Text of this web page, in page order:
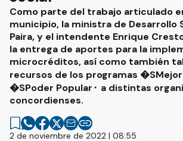
Como parte del trabajo articulado
municipio, la ministra de Desarrollo
Paira, y el intendente Enrique
la entrega de aportes para la
microcréditos, así como también
recursos de los programas
�SPoder Popular⬝ a distintas
concordienses.
2 de noviembre de 2022 | 08:55